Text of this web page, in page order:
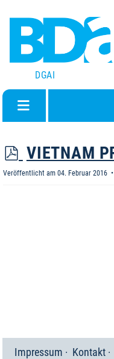
DGAI
P
D
VIETNAM
Veröffentlicht am 04. Februar 2016
Impressum Kontakt